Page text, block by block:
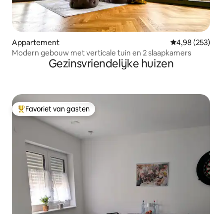
Appartement Gemiddelde
4,98 (253)
Modern gebouw met verticale tuin en 2 slaapkamers
Gezinsvriendelijke huizen
Topfavoriet van gasten
Favoriet van gasten